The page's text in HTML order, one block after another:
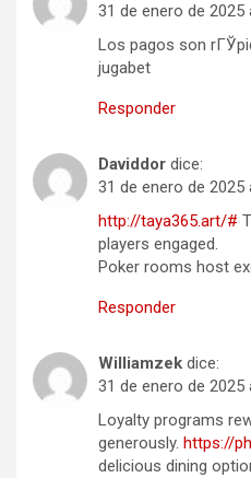
31 de enero de 2025
Los pagos son
jugabet
Responder
Daviddor dice:
31 de enero de 2025
http://taya365.art/#
players engaged.
Poker rooms host
Responder
Williamzek dice:
31 de enero de 2025
Loyalty programs
generously. https://
delicious dining